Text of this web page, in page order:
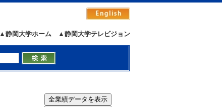
▲静岡大学テレビジョン
▲静岡大学ホーム